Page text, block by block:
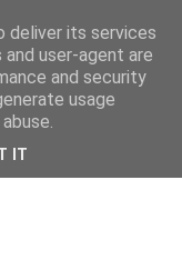
deliver its services
user-agent are
and security
usage
IT